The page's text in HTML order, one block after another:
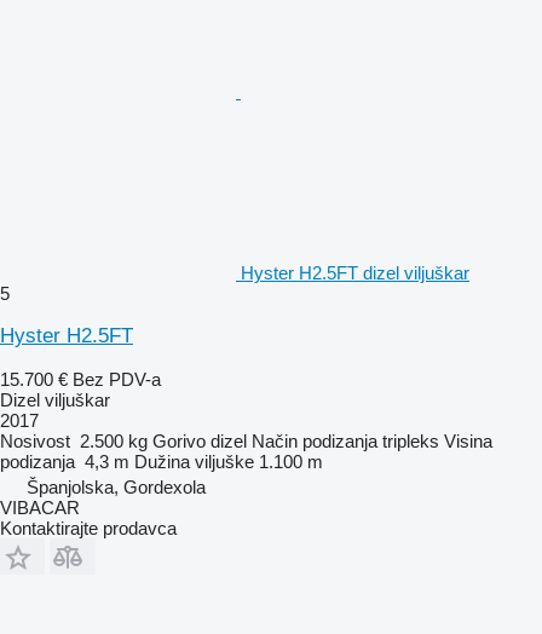
Hyster H2.5FT dizel viljuškar
5
Hyster H2.5FT
15.700 € Bez PDV-a
Dizel viljuškar
2017
Nosivost 2.500 kg Gorivo dizel Način podizanja tripleks Visina
podizanja 4,3 m Dužina viljuške 1.100 m
Španjolska, Gordexola
VIBACAR
Kontaktirajte prodavca